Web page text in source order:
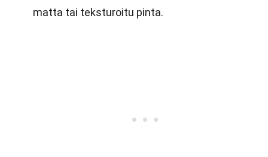
matta tai teksturoitu pinta.